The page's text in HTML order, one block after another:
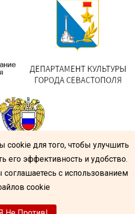
для того, чтобы улучшить
его эффективность и удобство.
соглашаетесь с использованием
cookie